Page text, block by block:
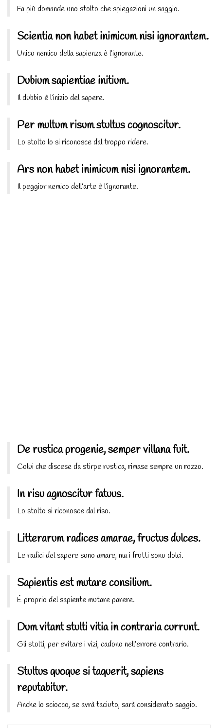
Fa più domande uno stolto che spiegazioni un saggio.
Scientia non habet inimicum nisi ignorantem.
Unico nemico della sapienza è l’ignorante.
Dubium sapientiae initium.
Il dubbio è l’inizio del sapere.
Per multum risum stultus cognoscitur.
Lo stolto lo si riconosce dal troppo ridere.
Ars non habet inimicum nisi ignorantem.
Il peggior nemico dell’arte è l’ignorante.
De rustica progenie, semper villana fuit.
Colui che discese da stirpe rustica, rimase sempre un rozzo.
In risu agnoscitur fatuus.
Lo stolto si riconosce dal riso.
Litterarum radices amarae, fructus dulces.
Le radici del sapere sono amare, ma i frutti sono dolci.
Sapientis est mutare consilium.
È proprio del sapiente mutare parere.
Dum vitant stulti vitia in contraria currunt.
Gli stolti, per evitare i vizi, cadono nell’errore contrario.
Stultus quoque si taquerit, sapiens
reputabitur.
Anche lo sciocco, se avrà taciuto, sarà considerato saggio.